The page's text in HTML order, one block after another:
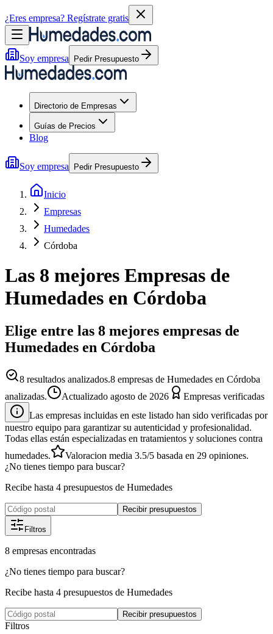
¿Eres empresa? Regístrate gratis
Soy empresa Pedir Presupuesto
Directorio de Empresas
Guías de Precios
Blog
Soy empresa Pedir Presupuesto
Inicio
Empresas
Humedades
Córdoba
Las 8 mejores Empresas de
Humedades en Córdoba
Elige entre las 8 mejores empresas de
Humedades en Córdoba
8 resultados analizados.8 empresas de Humedades en Córdoba
analizadas.
Actualizado agosto de 2026
Empresas verificadas
Las empresas incluidas en este listado han sido verificadas por
nuestro equipo para garantizar su autenticidad y profesionalidad.
Todas ellas están especializadas en tratamientos y soluciones contra
humedades.
Valoracion media 3.5/5 basada en 29 opiniones.
¿No tienes tiempo para buscar?
Recibe hasta 4 presupuestos de Humedades
Recibir presupuestos
Filtros
8 empresas encontradas
¿No tienes tiempo para buscar?
Recibe hasta 4 presupuestos de Humedades
Recibir presupuestos
Filtros